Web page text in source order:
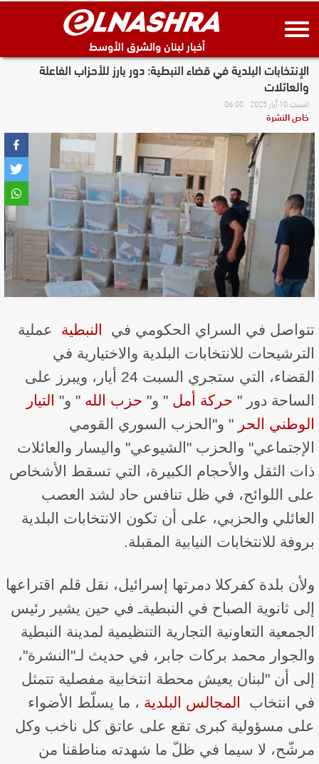
أخبار لبنان والشرق الأوسط
الإنتخابات البلدية في قضاء النبطية: دور بارز للأحزاب الفاعلة
والعائلات
السبت 10 أيار 2025 06:00
خاص النشرة
تتواصل في السراي الحكومي في ​ النبطية
​ عملية
الترشيحات للانتخابات البلدية والاختيارية في
القضاء، التي ستجري السبت 24 أيار، ويبرز على
الساحة دور "​ حركة أمل ​" و"​ حزب الله ​" و"​
التيار
الوطني الحر ​" و"الحزب السوري القومي
الإجتماعي" والحزب "الشيوعي" واليسار والعائلات
ذات الثقل والأحجام الكبيرة، التي تسقط الأشخاص
على اللوائح، في ظل تنافس حاد لشد العصب
العائلي والحزبي، على أن تكون الانتخابات البلدية
بروفة للانتخابات النيابية المقبلة.
ولأن بلدة كفركلا دمرتها إسرائيل، نقل قلم اقتراعها
إلى ثانوية الصباح في النبطيةـ في حين يشير رئيس
الجمعية التعاونية التجارية التنظيمية لمدينة النبطية
والجوار محمد بركات جابر، في حديث لـ"النشرة"،
إلى أن "لبنان يعيش محطة انتخابية مفصلية تتمثل
في انتخاب ​
المجالس البلدية ​، ما يسلّط الأضواء
على مسؤولية كبرى تقع على عاتق كل ناخب وكل
مرشّح، لا سيما في ظلّ ما شهدته مناطقنا من